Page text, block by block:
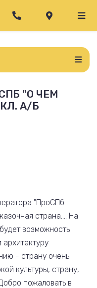
"О ЧЕМ
А/Б
"ПроСПб
страна.... На
возможность
архитектуру
- страну очень
культуры, страну,
пожаловать в